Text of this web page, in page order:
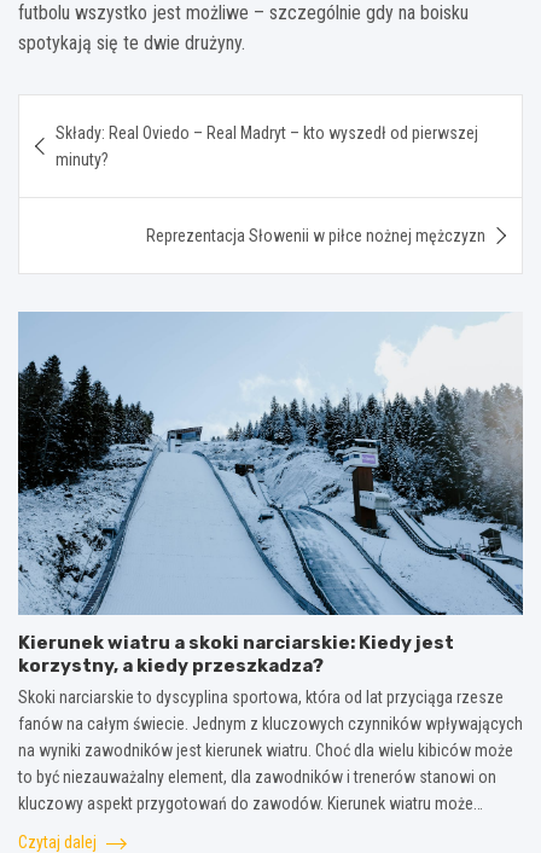
futbolu wszystko jest możliwe – szczególnie gdy na boisku
spotykają się te dwie drużyny.
wpisu
Składy: Real Oviedo – Real Madryt – kto wyszedł od pierwszej
minuty?
Reprezentacja Słowenii w piłce nożnej mężczyzn
Kierunek wiatru a skoki narciarskie: Kiedy jest
korzystny, a kiedy przeszkadza?
Skoki narciarskie to dyscyplina sportowa, która od lat przyciąga rzesze
fanów na całym świecie. Jednym z kluczowych czynników wpływających
na wyniki zawodników jest kierunek wiatru. Choć dla wielu kibiców może
to być niezauważalny element, dla zawodników i trenerów stanowi on
kluczowy aspekt przygotowań do zawodów. Kierunek wiatru może…
Czytaj dalej